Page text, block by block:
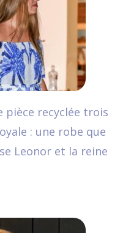
pièce recyclée trois
: une robe que
Leonor et la reine